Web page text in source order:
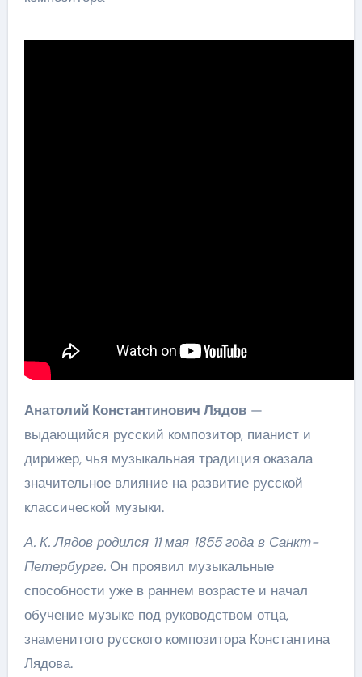
Анатолий Константинович Лядов—
выдающийся русский композитор, пианист и
дирижер, чья музыкальная традиция оказала
значительное влияние на развитие русской
классической музыки.
А. К. Лядов родился 11 мая 1855 года в Санкт-
Петербурге.Он проявил музыкальные
способности уже в раннем возрасте и начал
обучение музыке под руководством отца,
знаменитого русского композитора Константина
Лядова.